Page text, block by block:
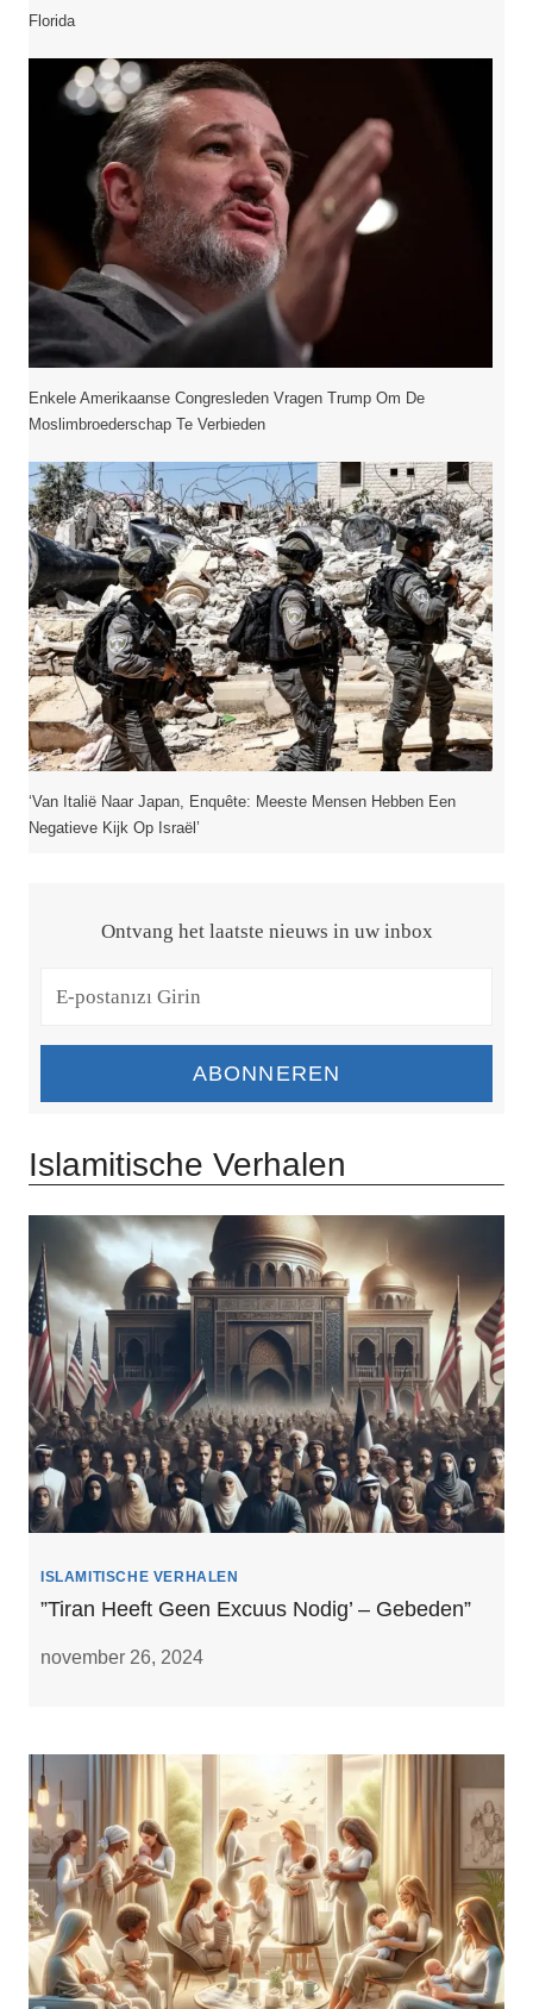
Florida
Enkele Amerikaanse Congresleden Vragen Trump Om De
Moslimbroederschap Te Verbieden
‘Van Italië Naar Japan, Enquête: Meeste Mensen Hebben Een
Negatieve Kijk Op Israël’
Ontvang het laatste nieuws in uw inbox
ABONNEREN
Islamitische Verhalen
ISLAMITISCHE VERHALEN
”Tiran Heeft Geen Excuus Nodig’ – Gebeden”
november 26, 2024